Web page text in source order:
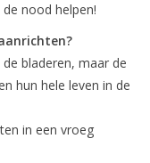
nood helpen!
bladeren, maar de
hun hele leven in de
in een vroeg